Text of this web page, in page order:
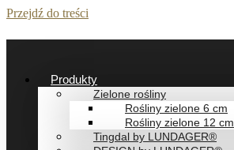
Przejdź do treści
Produkty
Zielone rośliny
Rośliny zielone 6 cm
Rośliny zielone 12 cm
Tingdal by LUNDAGER®